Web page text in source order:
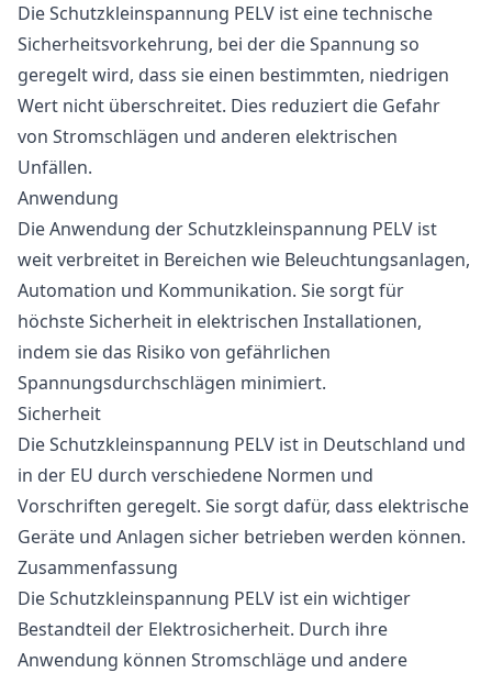
Die Schutzkleinspannung PELV ist eine technische
Sicherheitsvorkehrung, bei der die Spannung so
geregelt wird, dass sie einen bestimmten, niedrigen
Wert nicht überschreitet. Dies reduziert die Gefahr
von Stromschlägen und anderen elektrischen
Unfällen.
Anwendung
Die Anwendung der Schutzkleinspannung PELV ist
weit verbreitet in Bereichen wie Beleuchtungsanlagen,
Automation und Kommunikation. Sie sorgt für
höchste Sicherheit in elektrischen Installationen,
indem sie das Risiko von gefährlichen
Spannungsdurchschlägen minimiert.
Sicherheit
Die Schutzkleinspannung PELV ist in Deutschland und
in der EU durch verschiedene Normen und
Vorschriften geregelt. Sie sorgt dafür, dass elektrische
Geräte und Anlagen sicher betrieben werden können.
Zusammenfassung
Die Schutzkleinspannung PELV ist ein wichtiger
Bestandteil der Elektrosicherheit. Durch ihre
Anwendung können Stromschläge und andere